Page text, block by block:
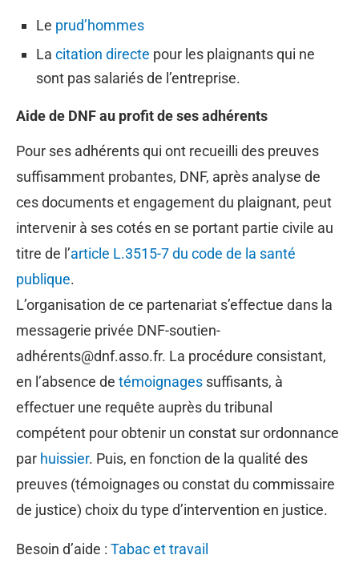
Le prud’hommes
La citation directe pour les plaignants qui ne
sont pas salariés de l’entreprise.
Aide de DNF au profit de ses adhérents
Pour ses adhérents qui ont recueilli des preuves
suffisamment probantes, DNF, après analyse de
ces documents et engagement du plaignant, peut
intervenir à ses cotés en se portant partie civile au
titre de l’article L.3515-7 du code de la santé
publique.
L’organisation de ce partenariat s’effectue dans la
messagerie privée DNF-soutien-
adhérents@dnf.asso.fr. La procédure consistant,
en l’absence de témoignages suffisants, à
effectuer une requête auprès du tribunal
compétent pour obtenir un constat sur ordonnance
par huissier. Puis, en fonction de la qualité des
preuves (témoignages ou constat du commissaire
de justice) choix du type d’intervention en justice.
Besoin d’aide : Tabac et travail